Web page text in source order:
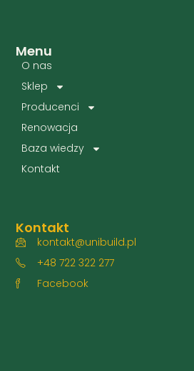
Menu
O nas
Sklep
Producenci
Renowacja
Baza wiedzy
Kontakt
Kontakt
kontakt@unibuild.pl
+48 722 322 277
Facebook